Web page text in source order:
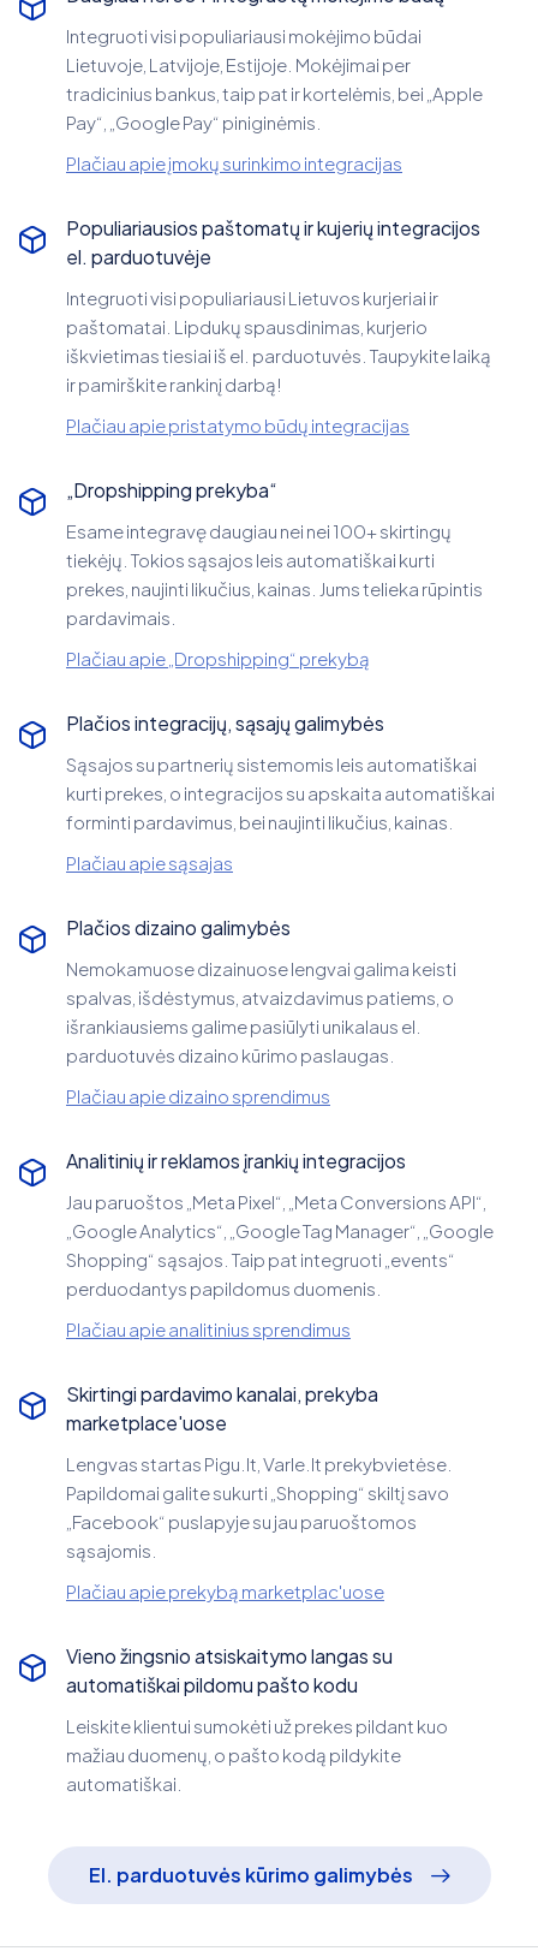
Integruoti visi populiariausi mokėjimo būdai
Lietuvoje, Latvijoje, Estijoje. Mokėjimai per
tradicinius bankus, taip pat ir kortelėmis, bei „Apple
Pay“, „Google Pay“ piniginėmis.
Plačiau apie įmokų surinkimo integracijas
Populiariausios paštomatų ir kujerių integracijos
el. parduotuvėje
Integruoti visi populiariausi Lietuvos kurjeriai ir
paštomatai. Lipdukų spausdinimas, kurjerio
iškvietimas tiesiai iš el. parduotuvės. Taupykite laiką
ir pamirškite rankinį darbą!
Plačiau apie pristatymo būdų integracijas
„Dropshipping prekyba“
Esame integravę daugiau nei nei 100+ skirtingų
tiekėjų. Tokios sąsajos leis automatiškai kurti
prekes, naujinti likučius, kainas. Jums telieka rūpintis
pardavimais.
Plačiau apie „Dropshipping“ prekybą
Plačios integracijų, sąsajų galimybės
Sąsajos su partnerių sistemomis leis automatiškai
kurti prekes, o integracijos su apskaita automatiškai
forminti pardavimus, bei naujinti likučius, kainas.
Plačiau apie sąsajas
Plačios dizaino galimybės
Nemokamuose dizainuose lengvai galima keisti
spalvas, išdėstymus, atvaizdavimus patiems, o
išrankiausiems galime pasiūlyti unikalaus el.
parduotuvės dizaino kūrimo paslaugas.
Plačiau apie dizaino sprendimus
Analitinių ir reklamos įrankių integracijos
Jau paruoštos „Meta Pixel“, „Meta Conversions API“,
„Google Analytics“, „Google Tag Manager“, „Google
Shopping“ sąsajos. Taip pat integruoti „events“
perduodantys papildomus duomenis.
Plačiau apie analitinius sprendimus
Skirtingi pardavimo kanalai, prekyba
marketplace'uose
Lengvas startas Pigu.lt, Varle.lt prekybvietėse.
Papildomai galite sukurti „Shopping“ skiltį savo
„Facebook“ puslapyje su jau paruoštomos
sąsajomis.
Plačiau apie prekybą marketplac'uose
Vieno žingsnio atsiskaitymo langas su
automatiškai pildomu pašto kodu
Leiskite klientui sumokėti už prekes pildant kuo
mažiau duomenų, o pašto kodą pildykite
automatiškai.
El. parduotuvės kūrimo galimybės